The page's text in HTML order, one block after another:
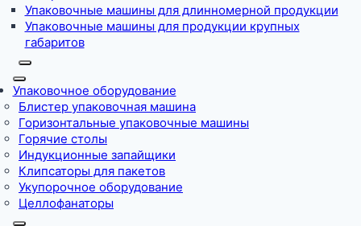
Упаковочные машины для длинномерной продукции
Упаковочные машины для продукции крупных
габаритов
Упаковочное оборудование
Блистер упаковочная машина
Горизонтальные упаковочные машины
Горячие столы
Индукционные запайщики
Клипсаторы для пакетов
Укупорочное оборудование
Целлофанаторы